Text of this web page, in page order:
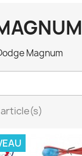
Magnum
article(s)